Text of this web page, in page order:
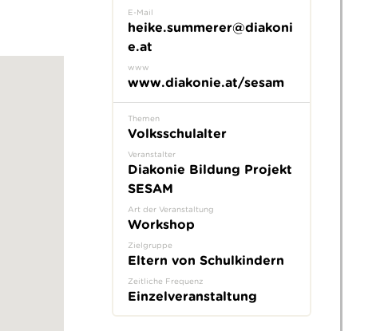
E-Mail
heike.summerer@diakoni
e.at
www
www.diakonie.at/sesam
Themen
Volksschulalter
Veranstalter
Diakonie Bildung Projekt
SESAM
Art der Veranstaltung
Workshop
Zielgruppe
Eltern von Schulkindern
Zeitliche Frequenz
Einzelveranstaltung